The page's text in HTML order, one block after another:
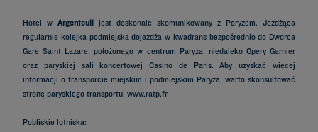
Hotel w Argenteuil jest doskonale skomunikowany z Paryżem. Jeżdżąca
regularnie kolejka podmiejska dojeżdża w kwadrans bezpośrednio do Dworca
Gare Saint Lazare, położonego w centrum Paryża, niedaleko Opery Garnier
oraz paryskiej sali koncertowej Casino de Paris. Aby uzyskać więcej
informacji o transporcie miejskim i podmiejskim Paryża, warto skonsultować
stronę paryskiego transportu: www.ratp.fr.
Pobliskie lotniska: